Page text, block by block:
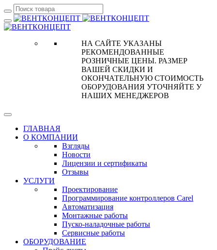
НА САЙТЕ УКАЗАНЫ
РЕКОМЕНДОВАННЫЕ
РОЗНИЧНЫЕ ЦЕНЫ. РАЗМЕР
ВАШЕЙ СКИДКИ И
ОКОНЧАТЕЛЬНУЮ СТОИМОСТЬ
ОБОРУДОВАНИЯ УТОЧНЯЙТЕ У
НАШИХ МЕНЕДЖЕРОВ
ГЛАВНАЯ
О КОМПАНИИ
Взгляды
Новости
Лицензии и сертификаты
Отзывы
УСЛУГИ
Проектирование
Программирование контроллеров Carel
Автоматизация
Монтажные работы
Пуско-наладочные работы
Сервисные работы
ОБОРУДОВАНИЕ